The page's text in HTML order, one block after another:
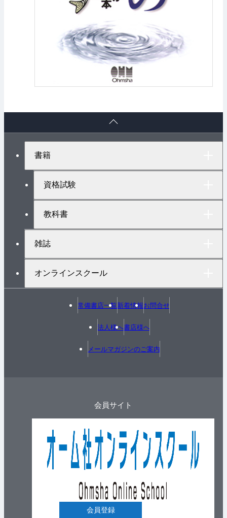
書籍
資格試験
教科書
雑誌
オンラインスクール
常備書店一覧新着情報お問合せ
法人様へ書店様へ
メールマガジンのご案内
会員サイト
会員登録